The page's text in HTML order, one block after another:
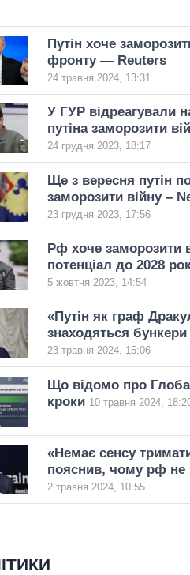
Путін хоче
фронту — Reuters
24 травня 2024, 13:31
У ГУР відреагували
путіна заморозити
24 грудня 2023, 18:17
Ще з вересня путін
заморозити війну –
23 грудня 2023, 17:56
Рф хоче заморозити
потенціал до 2028
5 жовтня 2023, 14:54
«Путін як граф
знаходяться бункери
23 травня 2024, 15:06
Що відомо про
кроки 10 травня 2024,
«Немає сенсу
пояснив, чому рф не
2 травня 2024, 10:55